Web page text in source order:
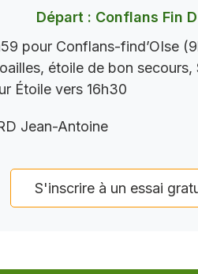
Départ : Conflans Fin
pour Conflans-find’OIse
étoile de bon secours,
Étoile vers 16h30
Jean-Antoine
S'inscrire à un essai